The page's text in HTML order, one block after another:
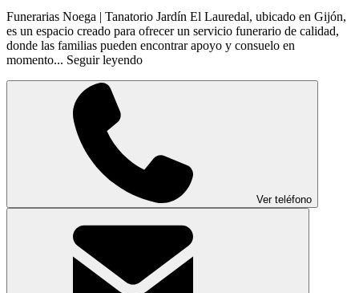
Funerarias Noega | Tanatorio Jardín El Lauredal, ubicado en Gijón,
es un espacio creado para ofrecer un servicio funerario de calidad,
donde las familias pueden encontrar apoyo y consuelo en
momento... Seguir leyendo
Ver teléfono